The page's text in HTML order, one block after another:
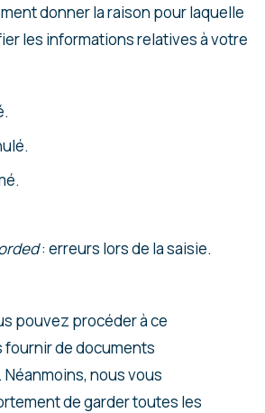
donner la raison pour laquelle
les informations relatives à votre
: erreurs lors de la saisie.
pouvez procéder à ce
fournir de documents
nous vous
de garder toutes les